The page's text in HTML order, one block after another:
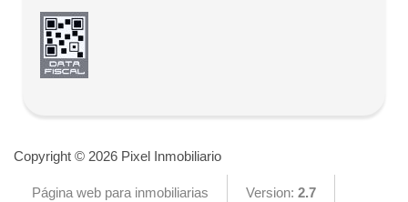
Copyright © 2026 Pixel Inmobiliario
Página web para inmobiliarias Version: 2.7